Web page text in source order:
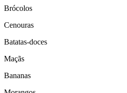
Brócolos
Cenouras
Batatas-doces
Maçãs
Bananas